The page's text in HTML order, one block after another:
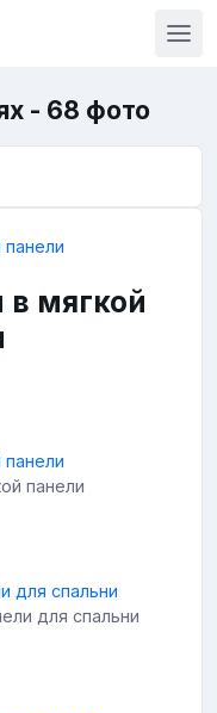
- 68 фото
мягкой
панели
для спальни